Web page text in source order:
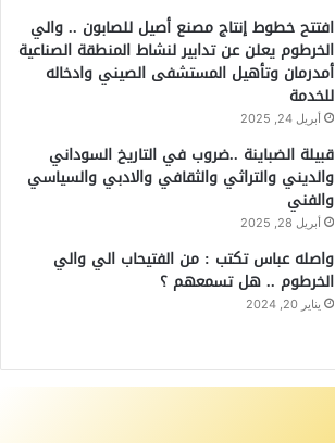
افتتح خطوط إنتاج مصنع أصيل للصابون .. والي
الخرطوم يعلن عن تدابير لنشاط المنطقة الصناعية
أمدرمان وتأهيل المستشفى الصيني وادخاله
للخدمة
أبريل 24, 2025
قبيلة الضباينة ..ضروب في التاريخ السوداني
والديني والتراثي والثقافي والادبي والسياسي
والفني
أبريل 28, 2025
واصله عباس تكتب : من الفتيحاب الي والي
الخرطوم .. هل تسمعهم ؟
يناير 20, 2024